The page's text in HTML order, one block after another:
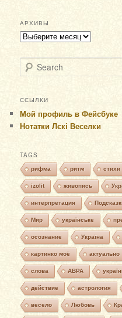
АРХИВЫ
Архивы
Search
ССЫЛКИ
Мой профиль в Фейсбуке
Нотатки Лєкі Веселки
TAGS
рифма ритм стихи
izolit живопись
интерпретация
Мир українське
осознание Україна
картинко моё актуально
слова АВРА
действие астрология
весело Любовь